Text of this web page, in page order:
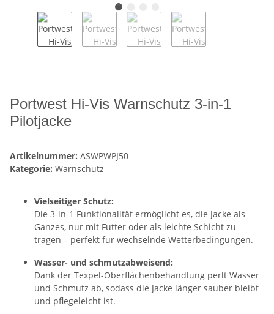
Portwest Hi-Vis Warnschutz 3-in-1
Pilotjacke
Artikelnummer: ASWPWPJ50
Kategorie: Warnschutz
Vielseitiger Schutz:
Die 3-in-1 Funktionalität ermöglicht es, die Jacke als
Ganzes, nur mit Futter oder als leichte Schicht zu
tragen – perfekt für wechselnde Wetterbedingungen.
Wasser- und schmutzabweisend:
Dank der Texpel-Oberflächenbehandlung perlt Wasser
und Schmutz ab, sodass die Jacke länger sauber bleibt
und pflegeleicht ist.